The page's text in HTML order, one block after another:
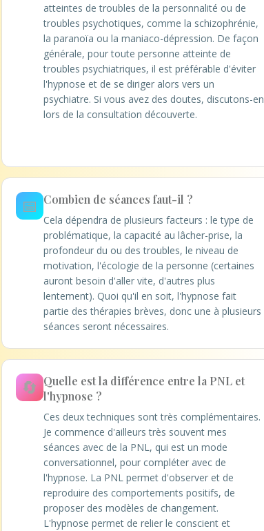
atteintes de troubles de la personnalité ou de
troubles psychotiques, comme la schizophrénie,
la paranoïa ou la maniaco-dépression. De façon
générale, pour toute personne atteinte de
troubles psychiatriques, il est préférable d'éviter
l'hypnose et de se diriger alors vers un
psychiatre. Si vous avez des doutes, discutons-en
lors de la consultation découverte.
📅 Combien de séances faut-il ?
Cela dépendra de plusieurs facteurs : le type de
problématique, la capacité au lâcher-prise, la
profondeur du ou des troubles, le niveau de
motivation, l'écologie de la personne (certaines
auront besoin d'aller vite, d'autres plus
lentement). Quoi qu'il en soit, l'hypnose fait
partie des thérapies brèves, donc une à plusieurs
séances seront nécessaires.
🔄 Quelle est la différence entre la PNL et
l'hypnose ?
Ces deux techniques sont très complémentaires.
Je commence d'ailleurs très souvent mes
séances avec de la PNL, qui est un mode
conversationnel, pour compléter avec de
l'hypnose. La PNL permet d'observer et de
reproduire des comportements positifs, de
proposer des modèles de changement.
L'hypnose permet de relier le conscient et